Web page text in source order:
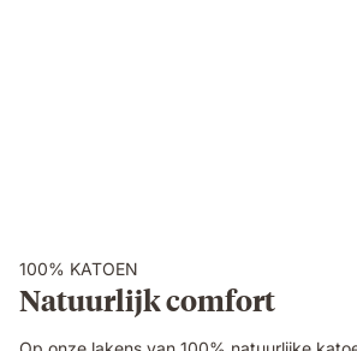
100% KATOEN
Natuurlijk comfort